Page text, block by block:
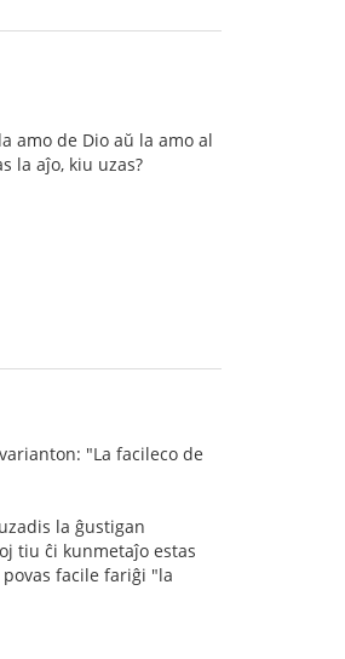
amo de Dio aŭ la amo al
la aĵo, kiu uzas?
"La facileco de
la ĝustigan
tiu ĉi kunmetaĵo estas
facile fariĝi "la